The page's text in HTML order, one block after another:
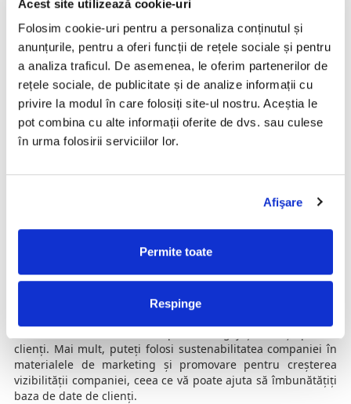
Acest site utilizează cookie-uri
Folosim cookie-uri pentru a personaliza conținutul și
anunțurile, pentru a oferi funcții de rețele sociale și pentru
a analiza traficul. De asemenea, le oferim partenerilor de
rețele sociale, de publicitate și de analize informații cu
privire la modul în care folosiți site-ul nostru. Aceștia le
pot combina cu alte informații oferite de dvs. sau culese
în urma folosirii serviciilor lor.
Afişare
Permite toate
Respinge
Compostarea deșeurilor
alimentare
Compostarea deșeurilor joacă, un rol esențial în
îmbunătățirea sănătății mediului înconjurător. Compostarea
și transformarea materialului organic sunt acțiuni poate mai
importante decât reciclarea produselor în funcție de materia
înconjurător chiar și decât dioxidul și carbon și alte particule
este o acțiune atât de dificilă precum pare. Furnizarea
echipamentelor necesare pentru a facilita și încuraja
comportamentul de compostare al angajaților este primul
pas care va îmbunătăți acreditările ecologice ale companiei
clienți. Mai mult, puteți folosi sustenabilitatea companiei în
materialele de marketing și promovare pentru creșterea
vizibilității companiei, ceea ce vă poate ajuta să îmbunătățiți
baza de date de clienți.